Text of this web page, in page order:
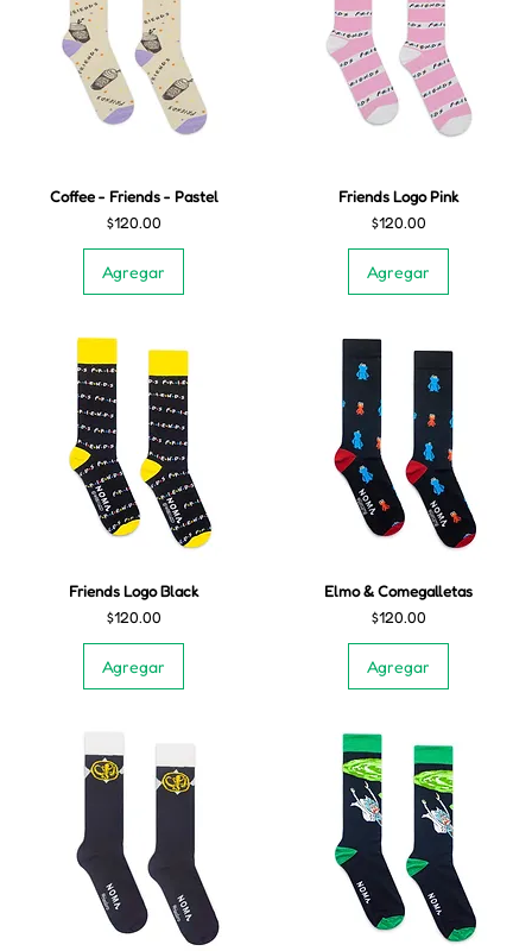
Coffee - Friends - Pastel
Precio
$120.00
Agregar
Friends Logo Pink
Precio
$120.00
Agregar
Friends Logo Black
Precio
$120.00
Agregar
Elmo & Comegalletas
Precio
$120.00
Agregar